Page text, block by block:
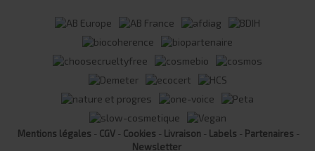
Mentions légales - CGV - Cookies - Livraison - Labels - Partenaires -
Newsletter